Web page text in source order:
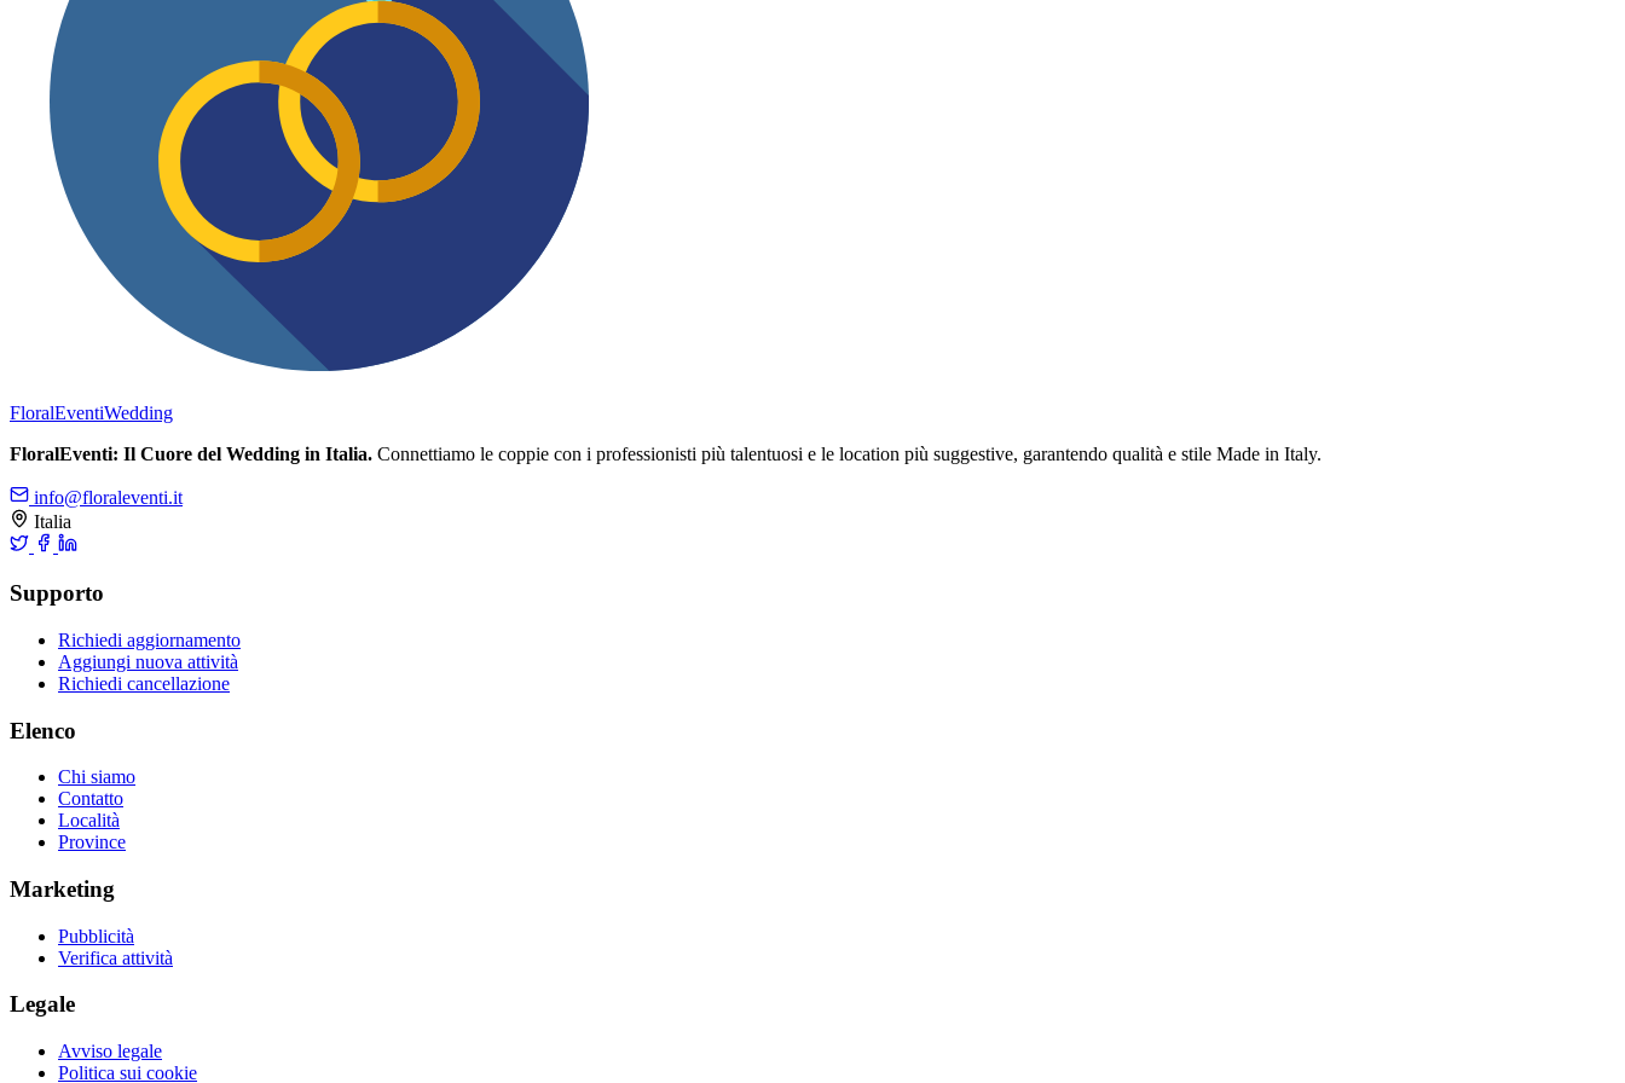
FloralEventiWedding
FloralEventi: Il Cuore del Wedding in Italia. Connettiamo le coppie con i professionisti più talentuosi e le location più suggestive, garantendo qualità e stile Made in Italy.
info@floraleventi.it
Italia
Supporto
Richiedi aggiornamento
Aggiungi nuova attività
Richiedi cancellazione
Elenco
Chi siamo
Contatto
Località
Province
Marketing
Pubblicità
Verifica attività
Legale
Avviso legale
Politica sui cookie